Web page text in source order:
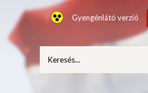
Gyengénlátó verzió